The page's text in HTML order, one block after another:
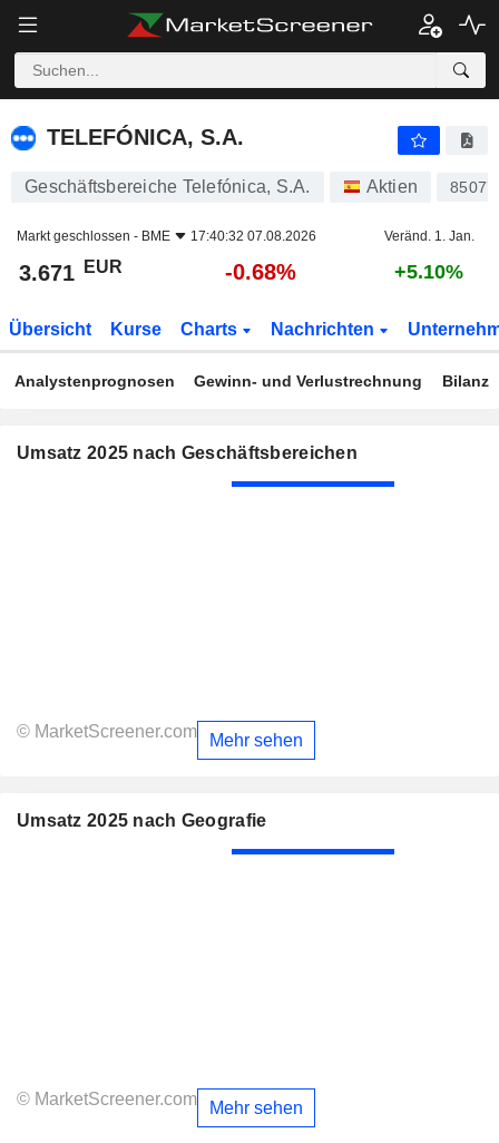
TELEFÓNICA, S.A.
TELEFÓNICA, S.A.
Geschäftsbereiche Telefónica, S.A. Aktien
Markt geschlossen - BME 17:40:32 07.08.2026 Veränd. 1. Jan.
3.671 EUR -0.68% +5.10%
Übersicht Kurse Charts Nachrichten
Analystenprognosen Gewinn- und Verlustrechnung Bilanz
Umsatz 2025 nach Geschäftsbereichen
© MarketScreener.com Mehr sehen
Umsatz 2025 nach Geografie
© MarketScreener.com Mehr sehen